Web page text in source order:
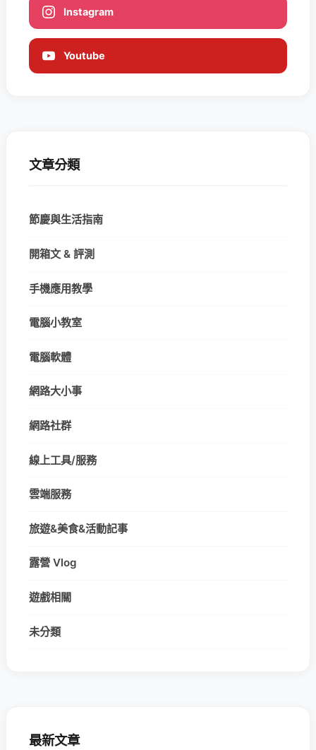
Instagram
Youtube
文章分類
節慶與生活指南
開箱文 & 評測
手機應用教學
電腦小教室
電腦軟體
網路大小事
網路社群
線上工具/服務
雲端服務
旅遊&美食&活動記事
露營 Vlog
遊戲相關
未分類
最新文章